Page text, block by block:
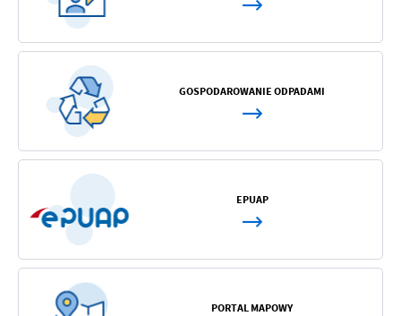
GOSPODAROWANIE ODPADAMI
EPUAP
PORTAL MAPOWY
zwyczajów dotyczących przeglądanej witryny internetowej. Treści
promocyjne mogą pojawić się na stronach podmiotów trzecich lub
firm będących naszymi partnerami oraz innych dostawców usług.
Firmy te działają w charakterze pośredników prezentujących nasze
treści w postaci wiadomości, ofert, komunikatów mediów
społecznościowych.